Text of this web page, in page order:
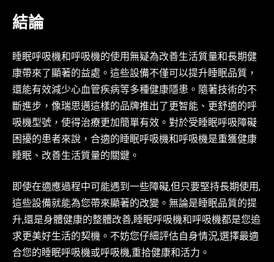
結論
睡眠呼吸機和呼吸機的使用無疑為改善生活質量和長期健
康帶來了顯著的益處。這些設備不僅可以提升睡眠品質，
還能有效減少心血管疾病等多種健康隱患。隨著技術的不
斷進步，像瑞思邁這樣的品牌推出了更智能、更舒適的呼
吸機型號，使得治療更加簡單有效。對於受睡眠呼吸障礙
困擾的患者來說，合適的睡眠呼吸機和呼吸機是重獲健康
睡眠、改善生活質量的關鍵。
即使在適應過程中可能遇到一些障礙,但只要堅持長期使用,
這些設備就能為您帶來顯著的改變。無論是睡眠品質的提
升,還是身體健康的整體改善,睡眠呼吸機和呼吸機都是您追
求更美好生活的契機。不妨您仔細評估自身情況,選擇最適
合您的睡眠呼吸機或呼吸機,重拾健康和活力。